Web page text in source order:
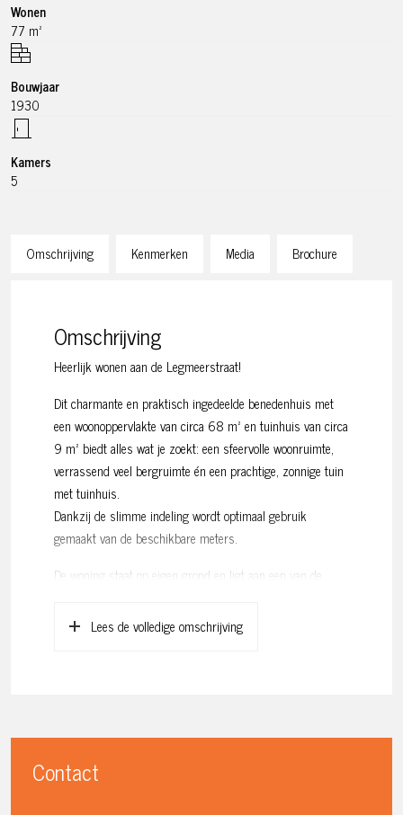
Omschrijving Kenmerken Media Brochure
Omschrijving
Heerlijk wonen aan de Legmeerstraat!
Dit charmante en praktisch ingedeelde benedenhuis met
een woonoppervlakte van circa 68 m² en tuinhuis van circa
9 m² biedt alles wat je zoekt: een sfeervolle woonruimte,
verrassend veel bergruimte én een prachtige, zonnige tuin
met tuinhuis.
Dankzij de slimme indeling wordt optimaal gebruik
gemaakt van de beschikbare meters.
De woning staat op eigen grond en ligt aan een van de
Amsterdam-Zuid. Hier woon je om de hoek van gezellige
Benieuwd geworden? Wij leiden je graag rond!
Lees de volledige omschrijving
Contact
Wonen
77 m²
Bouwjaar
1930
Kamers
5